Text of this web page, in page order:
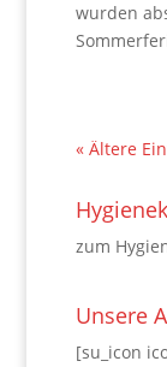
wurden
« Ältere
zum
Unsere
[su_icon